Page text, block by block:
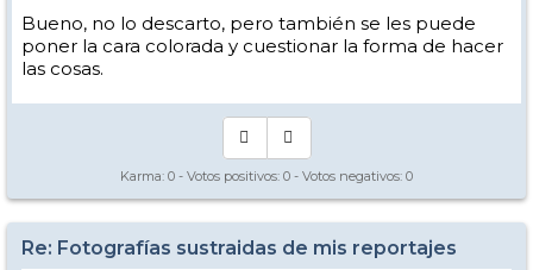
Bueno, no lo descarto, pero también se les puede
poner la cara colorada y cuestionar la forma de hacer
las cosas.
Karma: 0 - Votos positivos: 0 - Votos negativos: 0
Re: Fotografías sustraidas de mis reportajes